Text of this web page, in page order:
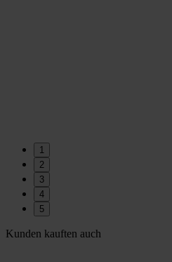
1
2
3
4
5
Kunden kauften auch